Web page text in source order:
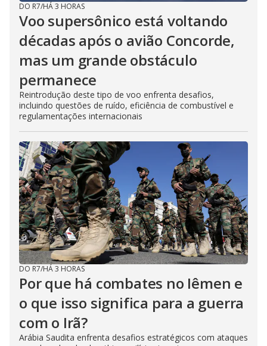
DO R7/HÁ 3 HORAS
Voo supersônico está voltando
décadas após o avião Concorde,
mas um grande obstáculo
permanece
Reintrodução deste tipo de voo enfrenta desafios,
incluindo questões de ruído, eficiência de combustível e
regulamentações internacionais
DO R7/HÁ 3 HORAS
Por que há combates no Iêmen e
o que isso significa para a guerra
com o Irã?
Arábia Saudita enfrenta desafios estratégicos com ataques